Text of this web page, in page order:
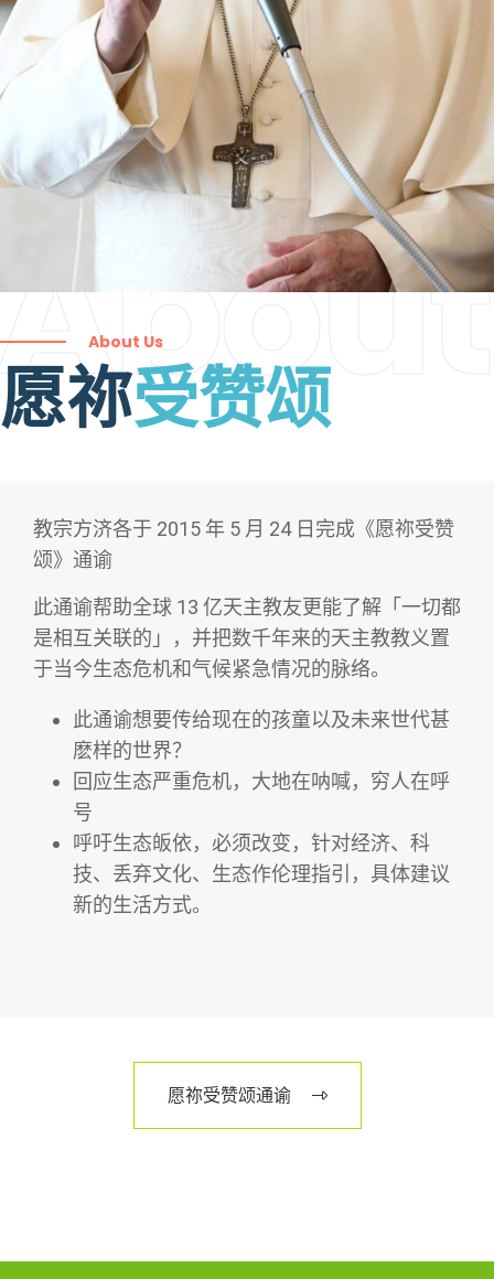
About Us
愿祢受赞颂
教宗方济各于 2015 年 5 月 24 日完成《愿祢受赞
颂》通谕
此通谕帮助全球 13 亿天主教友更能了解「一切都
是相互关联的」，并把数千年来的天主教教义置
于当今生态危机和气候紧急情况的脉络。
此通谕想要传给现在的孩童以及未来世代甚
麽样的世界？
回应生态严重危机，大地在呐喊，穷人在呼
号
呼吁生态皈依，必须改变，针对经济、科
技、丢弃文化、生态作伦理指引，具体建议
新的生活方式。
愿祢受赞颂通谕